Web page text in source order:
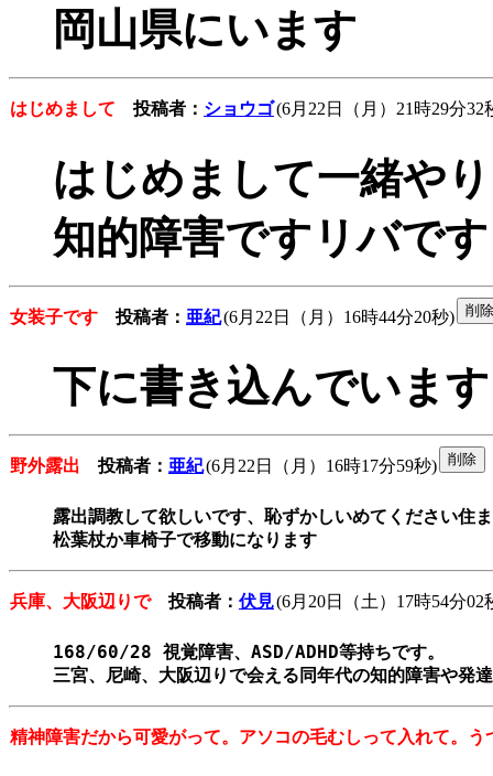
岡山県にいます
はじめまして 投稿者： ショウゴ(6月22日（月）21時29分32
はじめまして一緒や
知的障害ですリバで
女装子です 投稿者： 亜紀(6月22日（月）16時44分20秒)
下に書き込んでいます
野外露出 投稿者： 亜紀(6月22日（月）16時17分59秒)
露出調教して欲しいです、恥ずかしいめてください
松葉杖か車椅子で移動になります
兵庫、大阪辺りで 投稿者： 伏見(6月20日（土）17時54分02
168/60/28 視覚障害、ASD/ADHD等持ちです。
三宮、尼崎、大阪辺りで会える同年代の知的障害や発
精神障害だから可愛がって。アソコの毛むしって入れて。う